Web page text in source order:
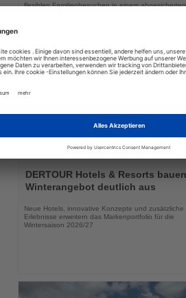
flexiblen Familienbesuchen in einem abgesicherten
Lesen
Sie
die
Nachrichten
03.08.2026
DERTOUR Hotels & Resorts bauen
Winterangebot deutlich aus
Neue Hotels, innovative Konzepte und zusätzliche
Erlebnisse erweitern das Markenportfolio für die
Wintersaison 2026/27